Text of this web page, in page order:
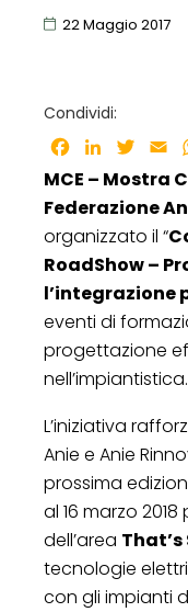
22 Maggio 2017
Condividi:
Facebook
LinkedIn
MCE – Mostra
Federazione
organizzato il “
RoadShow –
l’integrazione
eventi di
progettazione
nell’impiantistica.
L’iniziativa
Anie e Anie
prossima
al 16 marzo
dell’area
tecnologie
con gli impianti